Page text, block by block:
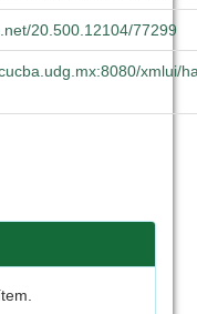
20.500.12104/77299
xmlui/